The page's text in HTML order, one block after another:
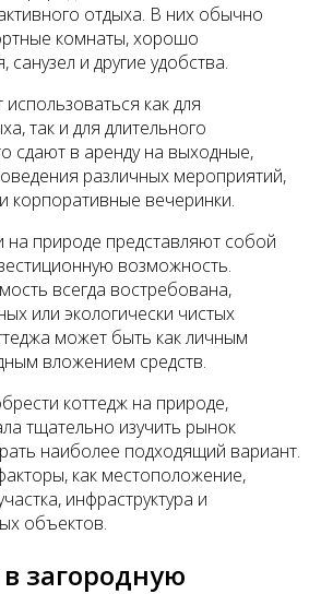
отдыха. В них обычно
комнаты, хорошо
и другие удобства.
как для
так и для длительного
сдают в аренду на выходные,
различных мероприятий,
корпоративные вечеринки.
на природе представляют собой
возможность.
всегда востребована,
или экологически чистых
может быть как личным
вложением средств.
коттедж на природе,
тщательно изучить рынок
наиболее подходящий вариант.
как местоположение,
инфраструктура и
объектов.
загородную